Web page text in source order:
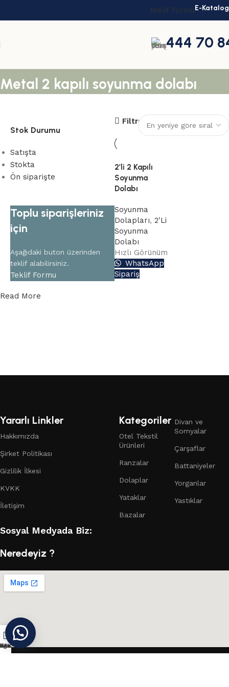
Teklif FormuE-Katalog
444 70
Metal 2 kapılı soyunma dolabı
Stok Durumu
Satışta
Stokta
Ön siparişte
Toplu siparişleriniz
için
Aşağıdaki buton üzerinden
teklif alabilirsiniz.
Teklif Formu
Filtreler
2’li 2 Kapılı
Soyunma
Dolabı
Soyunma
Dolapları, 2'Li
Soyunma
Dolabı
Hızlı Görünüm
WhatsApp
Sipariş
Read More
Yararlı Linkler
Hakkımızda
Şirket Politikası
Gizlilik İlkesi
KVKK
İletişim
Kategoriler
Otel Tekstil
Ürünleri
Ranzalar
Dolaplar
Yataklar
Bazalar
Divan ve
Somyalar
Çarşaflar
Battaniyeler
Yorganlar
Yastıklar
Sosyal Medyada Biz:
Neredeyiz ?
Teklif Al